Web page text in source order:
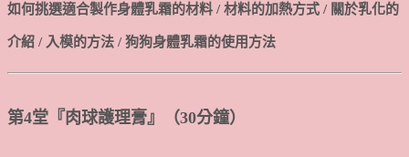
如何挑選適合製作身體乳霜的材料 / 材料的加熱方式 / 關於乳化的
介紹 / 入模的方法 / 狗狗身體乳霜的使用方法
第4堂『肉球護理膏』（30分鐘）